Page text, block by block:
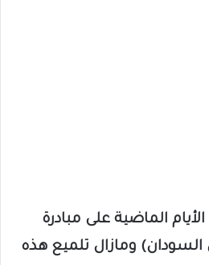
الماضية على مبادرة
السودان) ومازال تلميع هذه